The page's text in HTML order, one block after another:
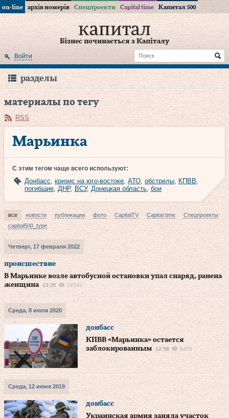
on-line архів номерів Спецпроекти Capital time Капитал 500
Бізнес починається з Капіталу
Войти
разделы
материалы по тегу
RSS
Марьинка
С этим тегом чаще всего используют:
Донбасс, кризис на юго-востоке, АТО, обстрелы, КПВВ,
погибшие, ДНР, ВСУ, Донецкая область, бои
все новости публикации фото CapitalTV Capital time
Спецпроекты
capital500_type
Четверг, 17 февраля 2022
происшествие
В Марьинке возле автобусной остановки упал снаряд, ранена
женщина
13:35 18593
Среда, 8 июля 2020
донбасс
КПВВ «Марьинка» остается
заблокированным
12:58 8455
Среда, 12 июня 2019
донбасс
Украинская армия заняла участок